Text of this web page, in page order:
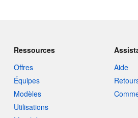
Ressources
Offres
Équipes
Modèles
Utilisations
Aide